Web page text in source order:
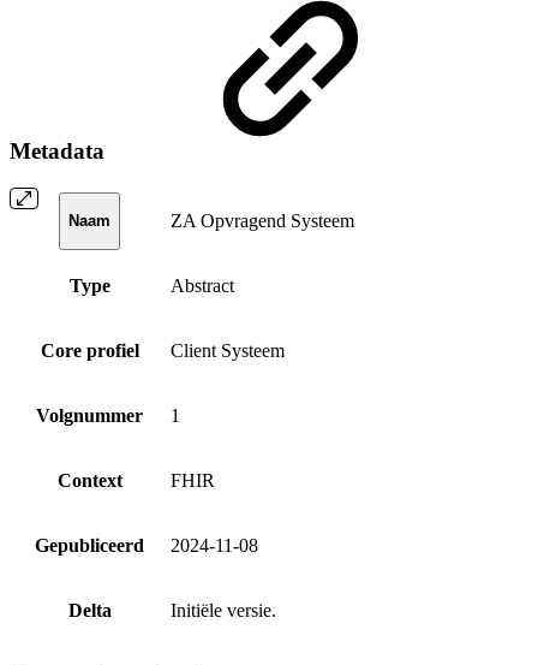
Metadata
Naam ZA Opvragend Systeem
Type Abstract
Core profiel Client Systeem
Volgnummer 1
Context FHIR
Gepubliceerd 2024-11-08
Delta Initiële versie.